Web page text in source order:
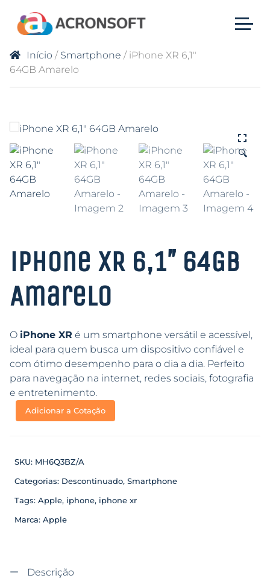
Início / Smartphone / iPhone XR 6,1″
64GB Amarelo
🔍
iPhone XR 6,1″ 64GB
Amarelo
O iPhone XR é um smartphone versátil e acessível,
ideal para quem busca um dispositivo confiável e
com ótimo desempenho para o dia a dia. Perfeito
para navegação na internet, redes sociais, fotografia
e entretenimento.
Adicionar a Cotação
SKU: MH6Q3BZ/A
Categorias: Descontinuado, Smartphone
Tags: Apple, iphone, iphone xr
Marca: Apple
Descrição